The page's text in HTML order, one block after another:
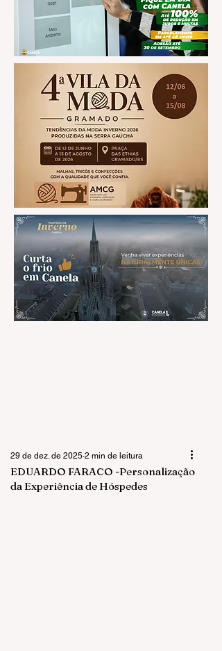
EDUARDO FARACO -Personalização
da Experiência de Hóspedes
29 de dez. de 2025 2 min de leitura